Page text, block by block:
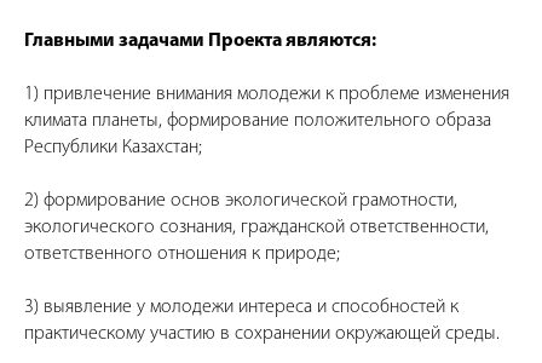
Главными задачами Проекта являются:
1) привлечение внимания молодежи к проблеме изменения
климата планеты, формирование положительного образа
Республики Казахстан;
2) формирование основ экологической грамотности,
экологического сознания, гражданской ответственности,
ответственного отношения к природе;
3) выявление у молодежи интереса и способностей к
практическому участию в сохранении окружающей среды.